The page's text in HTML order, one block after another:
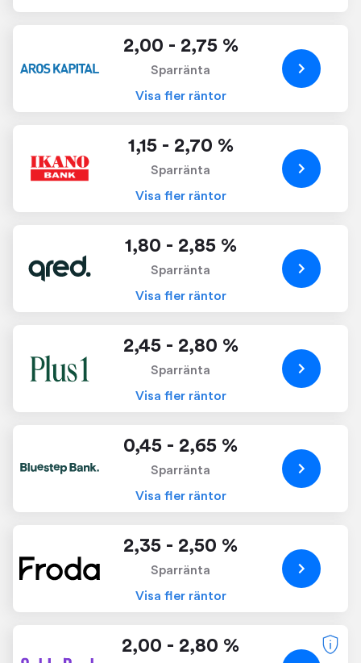
2,00 - 2,75 %
Sparränta
Visa fler räntor
1,15 - 2,70 %
Sparränta
Visa fler räntor
1,80 - 2,85 %
Sparränta
Visa fler räntor
2,45 - 2,80 %
Sparränta
Visa fler räntor
0,45 - 2,65 %
Sparränta
Visa fler räntor
2,35 - 2,50 %
Sparränta
Visa fler räntor
2,00 - 2,80 %